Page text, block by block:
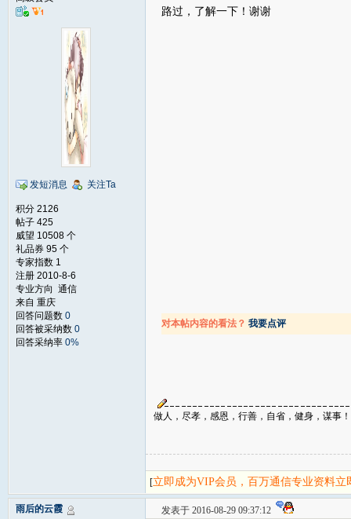
发短消息 关注Ta
积分 2126
帖子 425
威望 10508 个
礼品券 95 个
专家指数 1
注册 2010-8-6
专业方向 通信
来自 重庆
回答问题数 0
回答被采纳数 0
回答采纳率 0%
路过，了解一下！谢谢
对本帖内容的看法？ 我要点评
做人，尽孝，感恩，行善，自省，健身，谋事！
[立即成为VIP会员，百万通信专业资料
雨后的云霞
发表于 2016-08-29 09:37:12